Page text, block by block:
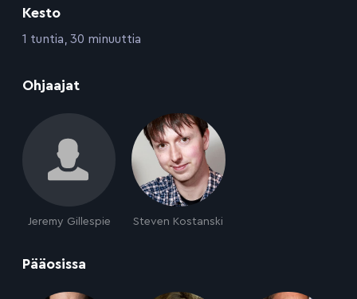
Kesto
:1 tuntia, 30 minuuttia
Ohjaajat
Jeremy Gillespie Steven Kostanski
Pääosissa